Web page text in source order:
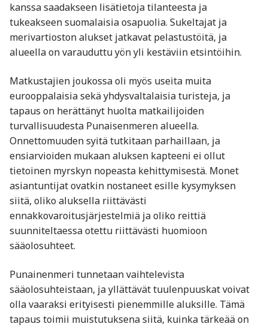
kanssa saadakseen lisätietoja tilanteesta ja
tukeakseen suomalaisia osapuolia. Sukeltajat ja
merivartioston alukset jatkavat pelastustöitä, ja
alueella on varauduttu yön yli kestäviin etsintöihin.
Matkustajien joukossa oli myös useita muita
eurooppalaisia sekä yhdysvaltalaisia turisteja, ja
tapaus on herättänyt huolta matkailijoiden
turvallisuudesta Punaisenmeren alueella.
Onnettomuuden syitä tutkitaan parhaillaan, ja
ensiarvioiden mukaan aluksen kapteeni ei ollut
tietoinen myrskyn nopeasta kehittymisestä. Monet
asiantuntijat ovatkin nostaneet esille kysymyksen
siitä, oliko aluksella riittävästi
ennakkovaroitusjärjestelmiä ja oliko reittiä
suunniteltaessa otettu riittävästi huomioon
sääolosuhteet.
Punainenmeri tunnetaan vaihtelevista
sääolosuhteistaan, ja yllättävät tuulenpuuskat voivat
olla vaaraksi erityisesti pienemmille aluksille. Tämä
tapaus toimii muistutuksena siitä, kuinka tärkeää on